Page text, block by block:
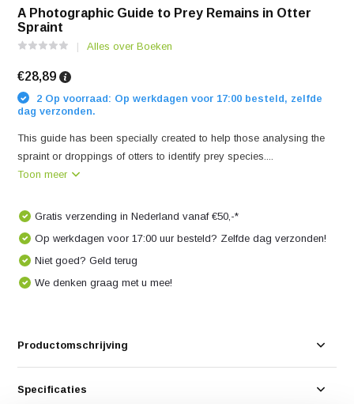
A Photographic Guide to Prey Remains in Otter
Spraint
Alles over Boeken
€28,89
2 Op voorraad: Op werkdagen voor 17:00 besteld, zelfde
dag verzonden.
This guide has been specially created to help those analysing the
spraint or droppings of otters to identify prey species....
Toon meer
Gratis verzending in Nederland vanaf €50,-*
Op werkdagen voor 17:00 uur besteld? Zelfde dag verzonden!
Niet goed? Geld terug
We denken graag met u mee!
Productomschrijving
Specificaties